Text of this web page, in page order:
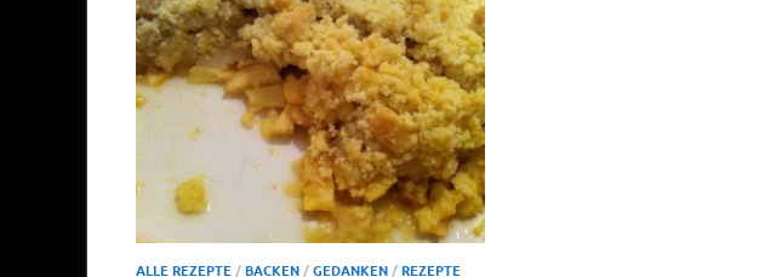
ALLE REZEPTE /BACKEN /GEDANKEN /REZEPTE